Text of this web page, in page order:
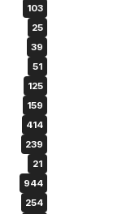
103
25
39
51
125
159
414
239
21
944
254